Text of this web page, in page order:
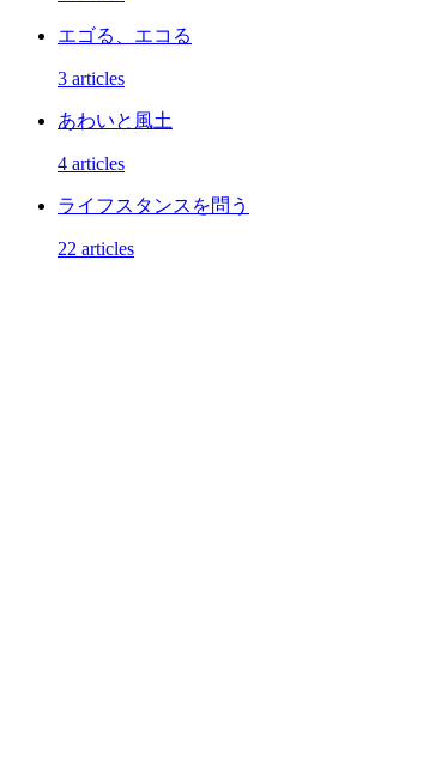
エゴる、エコる
3 articles
あわいと風土
4 articles
ライフスタンスを問う
22 articles